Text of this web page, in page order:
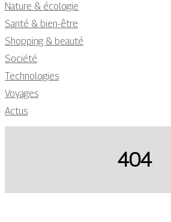
Nature & écologie
Santé & bien-être
Shopping & beauté
Société
Technologies
Voyages
Actus
404